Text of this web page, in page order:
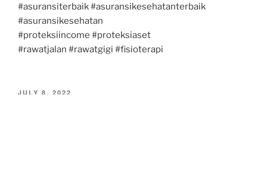
#asuransiterbaik #asuransikesehatanterbaik
#asuransikesehatan
#proteksiincome #proteksiaset
#rawatjalan #rawatgigi #fisioterapi
POSTED
JULY 8, 2022